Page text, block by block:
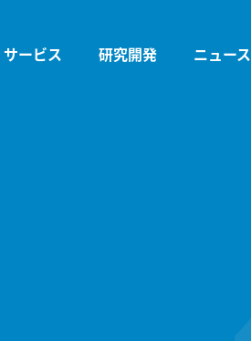
サービス 研究開発 ニュース